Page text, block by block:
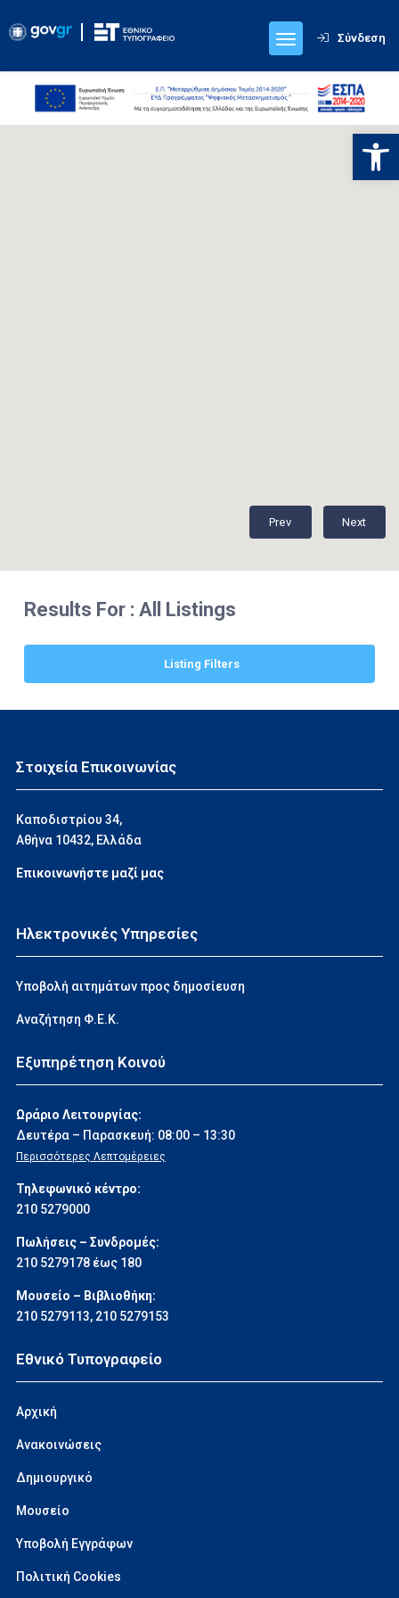
Σύνδεση
Prev Next
Results For :All Listings
Listing Filters
Στοιχεία Επικοινωνίας
Καποδιστρίου 34,
Αθήνα 10432, Ελλάδα
Επικοινωνήστε μαζί μας
Ηλεκτρονικές Υπηρεσίες
Υποβολή αιτημάτων προς δημοσίευση
Αναζήτηση Φ.Ε.Κ.
Εξυπηρέτηση Κοινού
Ωράριο Λειτουργίας:
Δευτέρα – Παρασκευή: 08:00 – 13:30
Περισσότερες Λεπτομέρειες
Τηλεφωνικό κέντρο:
210 5279000
Πωλήσεις – Συνδρομές:
210 5279178 έως 180
Μουσείο – Βιβλιοθήκη:
210 5279113, 210 5279153
Εθνικό Τυπογραφείο
Αρχική
Ανακοινώσεις
Δημιουργικό
Μουσείο
Υποβολή Εγγράφων
Πολιτική Cookies